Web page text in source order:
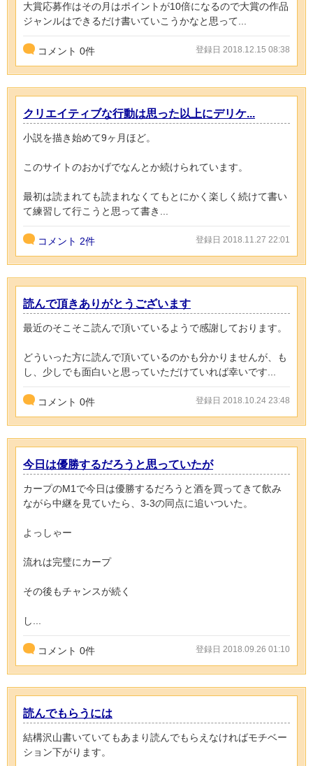
大賞応募作はその月はポイントが10倍になるので大賞の作品
ジャンルはできるだけ書いていこうかなと思って...
コメント 0件 登録日 2018.12.15 08:38
クリエイティブな行動は思った以上にデリケ...
小説を描き始めて9ヶ月ほど。
このサイトのおかげでなんとか続けられています。
最初は読まれても読まれなくてもとにかく楽しく続けて書い
て練習して行こうと思って書き...
コメント 2件 登録日 2018.11.27 22:01
読んで頂きありがとうございます
最近のそこそこ読んで頂いているようで感謝しております。
どういった方に読んで頂いているのかも分かりませんが、も
し、少しでも面白いと思っていただけていれば幸いです...
コメント 0件 登録日 2018.10.24 23:48
今日は優勝するだろうと思っていたが
カープのM1で今日は優勝するだろうと酒を買ってきて飲み
ながら中継を見ていたら、3-3の同点に追いついた。
よっしゃー
流れは完璧にカープ
その後もチャンスが続く
し...
コメント 0件 登録日 2018.09.26 01:10
読んでもらうには
結構沢山書いていてもあまり読んでもらえなければモチベー
ション下がります。